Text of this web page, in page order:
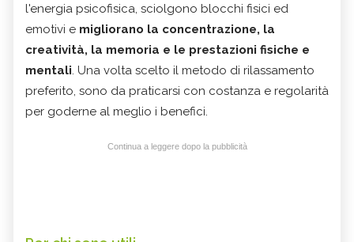
l'energia psicofisica, sciolgono blocchi fisici ed
emotivi e migliorano la concentrazione, la
creatività, la memoria e le prestazioni fisiche e
mentali. Una volta scelto il metodo di rilassamento
preferito, sono da praticarsi con costanza e regolarità
per goderne al meglio i benefici.
Continua a leggere dopo la pubblicità